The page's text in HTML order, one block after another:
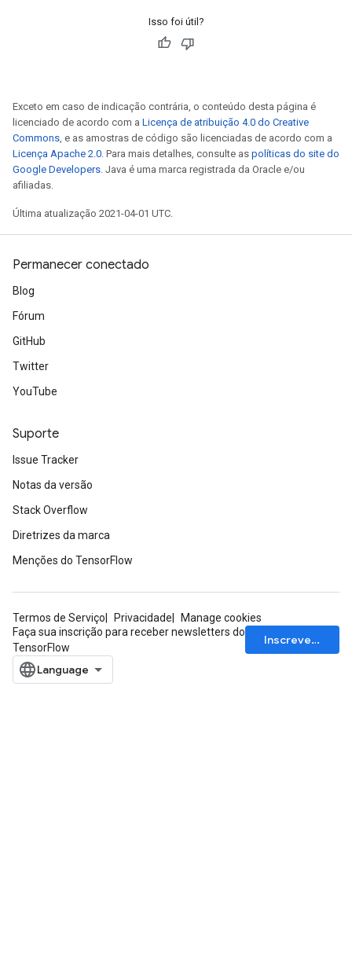
Isso foi útil?
Exceto em caso de indicação contrária, o conteúdo desta página é
licenciado de acordo com a Licença de atribuição 4.0 do Creative
Commons, e as amostras de código são licenciadas de acordo com a
Licença Apache 2.0. Para mais detalhes, consulte as políticas do site do
Google Developers. Java é uma marca registrada da Oracle e/ou
afiliadas.
Última atualização 2021-04-01 UTC.
Permanecer conectado
Blog
Fórum
GitHub
Twitter
YouTube
Suporte
Issue Tracker
Notas da versão
Stack Overflow
Diretrizes da marca
Menções do TensorFlow
Termos de Serviço Privacidade
Manage cookies
Faça sua inscrição para receber newsletters do
TensorFlow
Inscrever-se